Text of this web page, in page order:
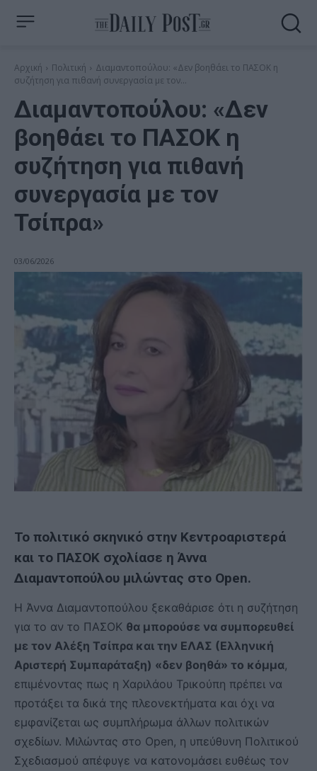
Αρχική Πολιτική
Διαμαντοπούλου: «Δεν βοηθάει το ΠΑΣΟΚ η
συζήτηση για πιθανή συνεργασία με τον...
Διαμαντοπούλου: «Δεν
βοηθάει το ΠΑΣΟΚ η
συζήτηση για πιθανή
συνεργασία με τον
Τσίπρα»
03/06/2026
Το πολιτικό σκηνικό στην Κεντροαριστερά
και το ΠΑΣΟΚ σχολίασε η Άννα
Διαμαντοπούλου μιλώντας στο Open.
Η Άννα Διαμαντοπούλου ξεκαθάρισε ότι η συζήτηση
για το αν το ΠΑΣΟΚ θα μπορούσε να συμπορευθεί
με τον Αλέξη Τσίπρα και την ΕΛΑΣ (Ελληνική
Αριστερή Συμπαράταξη) «δεν βοηθά» το κόμμα,
επιμένοντας πως η Χαριλάου Τρικούπη πρέπει να
προτάξει τα δικά της πλεονεκτήματα και όχι να
εμφανίζεται ως συμπλήρωμα άλλων πολιτικών
σχεδίων. Μιλώντας στο Open, η υπεύθυνη Πολιτικού
Σχεδιασμού απέφυγε να κατονομάσει ευθέως τον